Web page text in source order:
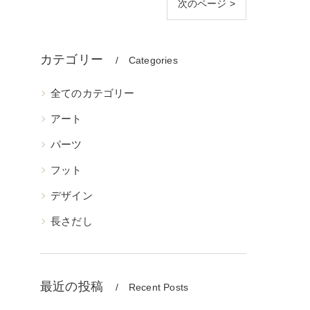
次のページ >
カテゴリー Categories
全てのカテゴリー
アート
パーツ
フット
デザイン
長さだし
最近の投稿 Recent Posts